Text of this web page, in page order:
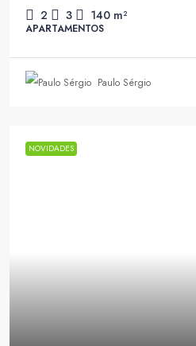
2 3 140 m²
APARTAMENTOS
Paulo Sérgio
NOVIDADES